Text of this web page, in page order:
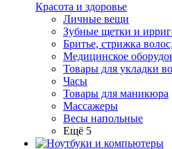
Красота и здоровье
Личные вещи
Зубные щетки и
Бритье, стрижка
Медицинское
Товары для укладки
Часы
Товары для маникюра
Массажеры
Весы напольные
Ещё 5